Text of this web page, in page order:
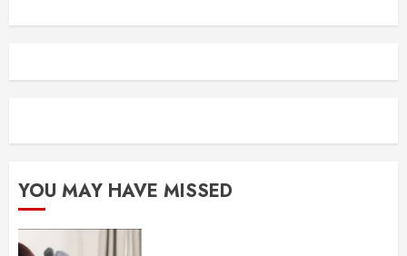
YOU MAY HAVE MISSED